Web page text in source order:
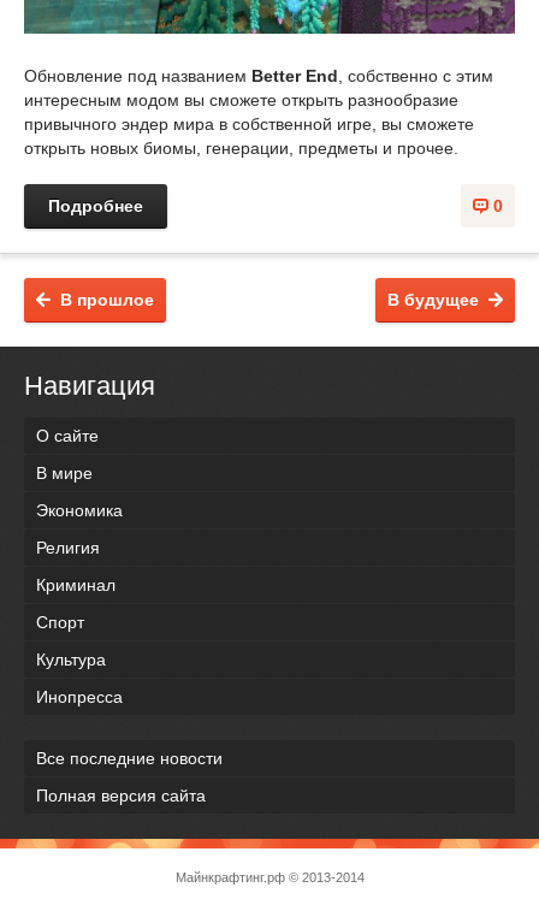
Обновление под названием Better End , собственно с этим
интересным модом вы сможете открыть разнообразие
привычного эндер мира в собственной игре, вы сможете
открыть новых биомы, генерации, предметы и прочее.
0
Подробнее
В будущее
В прошлое
Навигация
О сайте
В мире
Экономика
Религия
Криминал
Спорт
Культура
Инопресса
Все последние новости
Полная версия сайта
Майнкрафтинг.рф© 2013-2014